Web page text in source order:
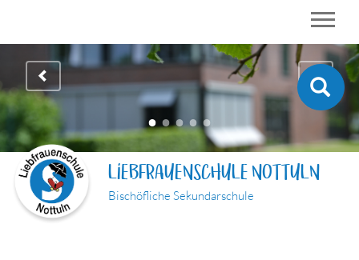
LIEBFRAUENSCHULE NOTTULN
Bischöfliche Sekundarschule